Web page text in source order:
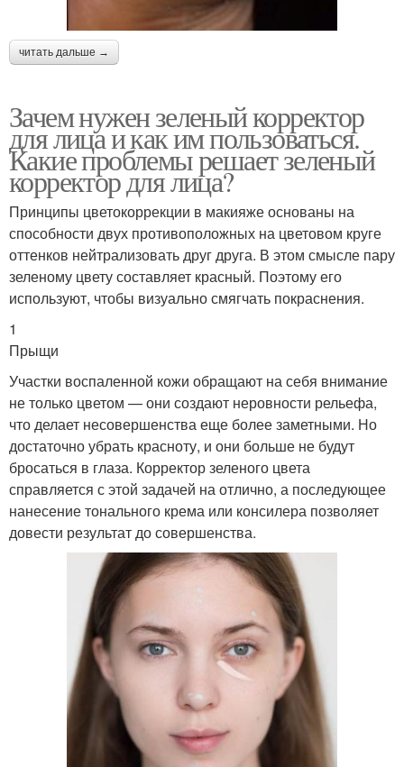
читать дальше →
Зачем нужен зеленый корректор
для лица и как им пользоваться.
Какие проблемы решает зеленый
корректор для лица?
Принципы цветокоррекции в макияже основаны на
способности двух противоположных на цветовом круге
оттенков нейтрализовать друг друга. В этом смысле пару
зеленому цвету составляет красный. Поэтому его
используют, чтобы визуально смягчать покраснения.
1
Прыщи
Участки воспаленной кожи обращают на себя внимание
не только цветом — они создают неровности рельефа,
что делает несовершенства еще более заметными. Но
достаточно убрать красноту, и они больше не будут
бросаться в глаза. Корректор зеленого цвета
справляется с этой задачей на отлично, а последующее
нанесение тонального крема или консилера позволяет
довести результат до совершенства.